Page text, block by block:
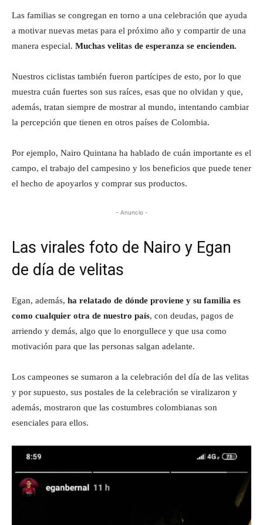
Las familias se congregan en torno a una celebración que ayuda
a motivar nuevas metas para el próximo año y compartir de una
manera especial. Muchas velitas de esperanza se encienden.
Nuestros ciclistas también fueron partícipes de esto, por lo que
muestra cuán fuertes son sus raíces, esas que no olvidan y que,
además, tratan siempre de mostrar al mundo, intentando cambiar
la percepción que tienen en otros países de Colombia.
Por ejemplo, Nairo Quintana ha hablado de cuán importante es el
campo, el trabajo del campesino y los beneficios que puede tener
el hecho de apoyarlos y comprar sus productos.
- Anuncio -
Las virales foto de Nairo y Egan
de día de velitas
Egan, además, ha relatado de dónde proviene y su familia es
como cualquier otra de nuestro país, con deudas, pagos de
arriendo y demás, algo que lo enorgullece y que usa como
motivación para que las personas salgan adelante.
Los campeones se sumaron a la celebración del día de las velitas
y por supuesto, sus postales de la celebración se viralizaron y
además, mostraron que las costumbres colombianas son
esenciales para ellos.